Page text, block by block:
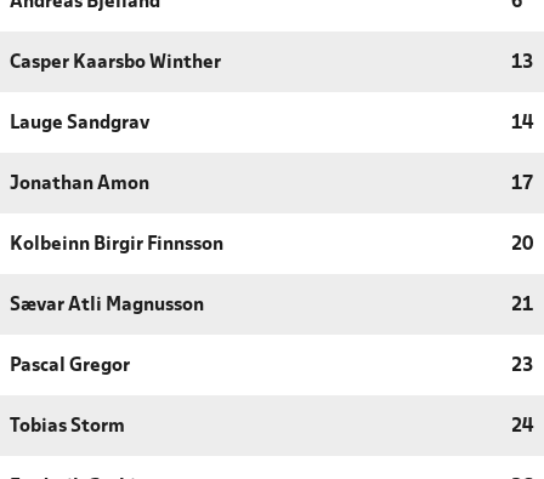
Casper Kaarsbo Winther 13
Lauge Sandgrav 14
Jonathan Amon 17
Kolbeinn Birgir Finnsson 20
Sævar Atli Magnusson 21
Pascal Gregor 23
Tobias Storm 24